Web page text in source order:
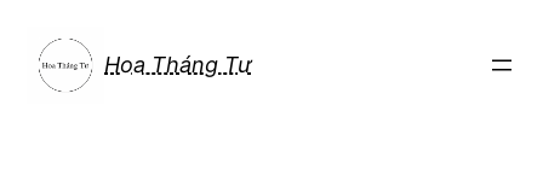
phần
Hoa Tháng Tư